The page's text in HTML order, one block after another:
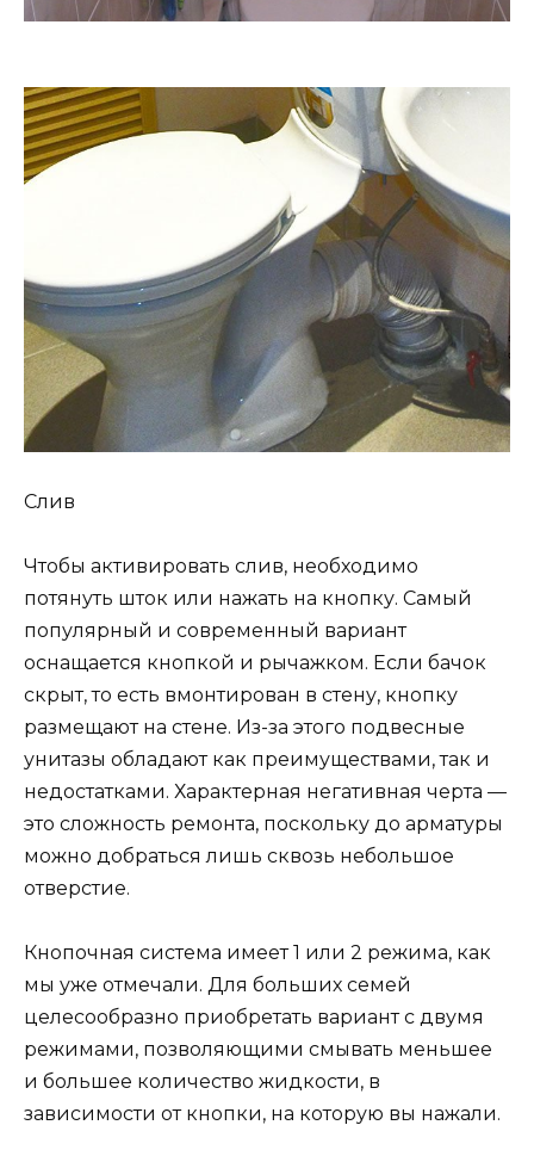
Слив
Чтобы активировать слив, необходимо
потянуть шток или нажать на кнопку. Самый
популярный и современный вариант
оснащается кнопкой и рычажком. Если бачок
скрыт, то есть вмонтирован в стену, кнопку
размещают на стене. Из-за этого подвесные
унитазы обладают как преимуществами, так и
недостатками. Характерная негативная черта —
это сложность ремонта, поскольку до арматуры
можно добраться лишь сквозь небольшое
отверстие.
Кнопочная система имеет 1 или 2 режима, как
мы уже отмечали. Для больших семей
целесообразно приобретать вариант с двумя
режимами, позволяющими смывать меньшее
и большее количество жидкости, в
зависимости от кнопки, на которую вы нажали.